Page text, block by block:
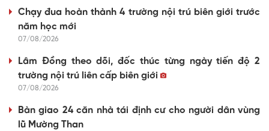
Chạy đua hoàn thành 4 trường nội trú biên giới trước
năm học mới
07/08/2026
Lâm Đồng theo dõi, đốc thúc từng ngày tiến độ 2
trường nội trú liên cấp biên giới
07/08/2026
Bàn giao 24 căn nhà tái định cư cho người dân vùng
lũ Mường Than